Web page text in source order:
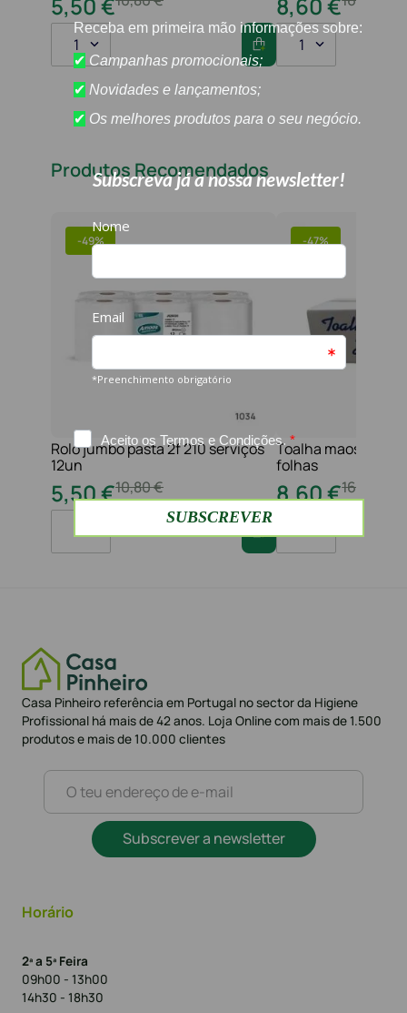
1 1
Produtos Recomendados
-49%
Rolo jumbo pasta 2f 210 serviços
12un
10,80€
5,50€
1
-47%
Toalha maos 2f
folhas
16
8,60€
1
Casa Pinheiro referência em Portugal no sector da Higiene
Profissional há mais de 42 anos. Loja Online com mais de 1.500
produtos e mais de 10.000 clientes
Subscrever a newsletter
Horário
2ª a 5ª Feira
09h00 - 13h00
14h30 - 18h30